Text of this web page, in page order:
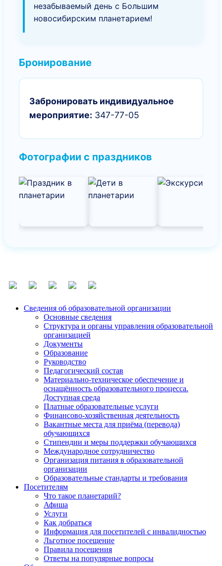
незабываемый день с Большим
новосибирским планетарием!
Бронирование
Забронировать индивидуальное
мероприятие: 347-77-05
Фотографии с праздников
Сведения об образовательной организации
Основные сведения
Структура и органы управления образовательной
организацией
Документы
Образование
Руководство
Педагогический состав
Материально-техническое обеспечение и
оснащённость образовательного процесса.
Доступная среда
Платные образовательные услуги
Финансово-хозяйственная деятельность
Вакантные места для приёма (перевода)
обучающихся
Стипендии и меры поддержки обучающихся
Международное сотрудничество
Организация питания в образовательной
организации
Образовательные стандарты и требования
Посетителям
Что такое планетарий?
Афиша
Услуги
Как добраться
Информация для посетителей с инвалидностью
Льготное посещение
Правила посещения
Ответы на популярные вопросы